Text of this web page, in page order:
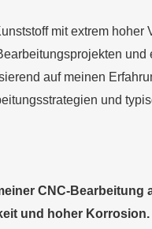
mit extrem
auf meinen
und
CNC-Bearbeitung
und hoher